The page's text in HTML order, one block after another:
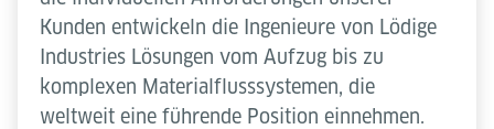
Kunden entwickeln die Ingenieure von Lödige
Industries Lösungen vom Aufzug bis zu
komplexen Materialflusssystemen, die
weltweit eine führende Position einnehmen.